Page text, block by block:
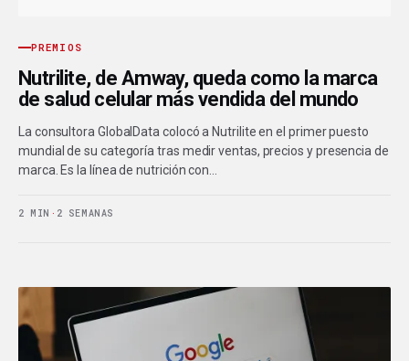
PREMIOS
Nutrilite, de Amway, queda como la marca
de salud celular más vendida del mundo
La consultora GlobalData colocó a Nutrilite en el primer puesto
mundial de su categoría tras medir ventas, precios y presencia de
marca. Es la línea de nutrición con…
2 MIN · 2 SEMANAS